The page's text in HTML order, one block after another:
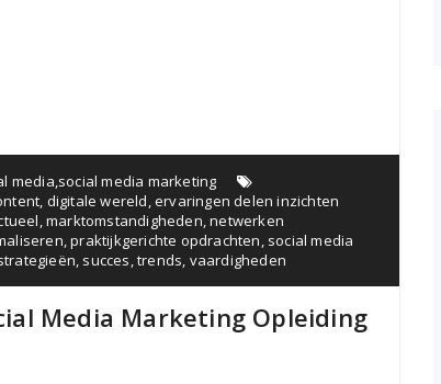
media,social media marketing
, digitale wereld,ervaringen delen inzichten
,marktomstandigheden,netwerken
,praktijkgerichte opdrachten, social media
, succes,trends, vaardigheden
Media Marketing Opleiding